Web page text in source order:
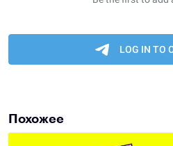
Похожее